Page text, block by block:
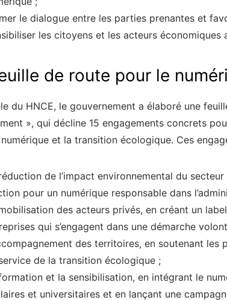
le dialogue entre les parties prenantes et
les citoyens et les acteurs économiques
de route pour le
du HNCE, le gouvernement a élaboré une
», qui décline 15 engagements concrets
et la transition écologique. Ces
de l’impact environnemental du
pour un numérique responsable dans
des acteurs privés, en créant un
qui s’engagent dans une démarche
des territoires, en soutenant
de la transition écologique ;
et la sensibilisation, en intégrant le
et universitaires et en lançant une